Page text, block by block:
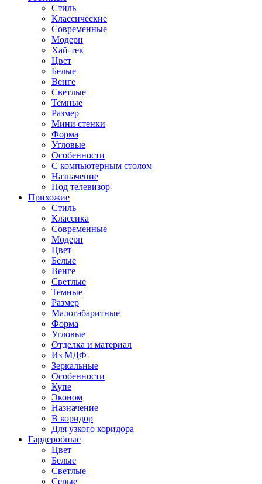
Стиль
Классические
Современные
Модерн
Хай-тек
Цвет
Белые
Венге
Светлые
Темные
Размер
Мини стенки
Форма
Угловые
Особенности
С компьютерным столом
Назначение
Под телевизор
Прихожие
Стиль
Классика
Современные
Модерн
Цвет
Белые
Венге
Светлые
Темные
Размер
Малогабаритные
Форма
Угловые
Отделка и материал
Из МДФ
Зеркальные
Особенности
Купе
Эконом
Назначение
В коридор
Для узкого коридора
Гардеробные
Цвет
Белые
Светлые
Серые